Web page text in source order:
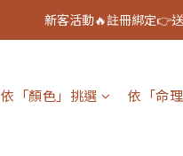
新客活動🔥註冊綁定👉
新客活動🔥註冊綁定👉
新客活動🔥註冊綁定👉送
依「顏色」挑選 依「命